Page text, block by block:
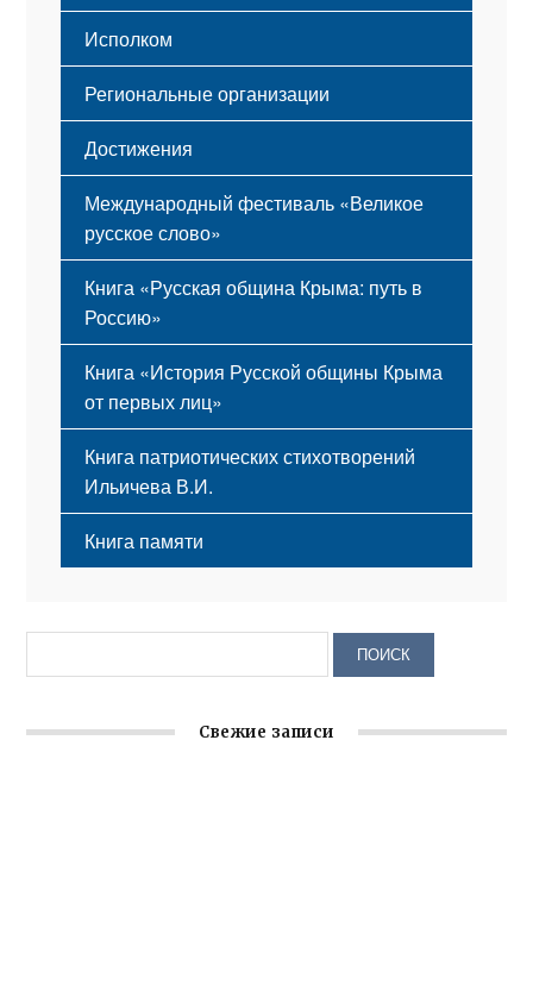
Исполком
Региональные организации
Достижения
Международный фестиваль «Великое
русское слово»
Книга «Русская община Крыма: путь в
Россию»
Книга «История Русской общины Крыма
от первых лиц»
Книга патриотических стихотворений
Ильичева В.И.
Книга памяти
Свежие записи